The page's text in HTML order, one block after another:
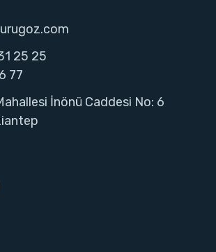
25 25
77
İnönü Caddesi No: 6